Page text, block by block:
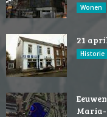
Wonen
21
Historie